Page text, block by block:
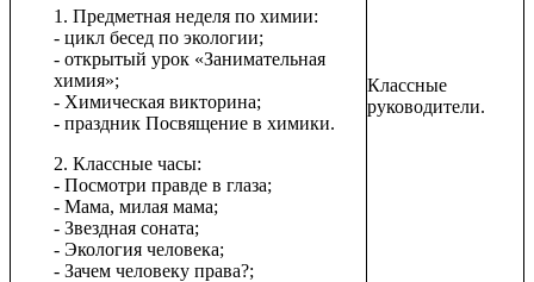
1. Предметная неделя по химии:
- цикл бесед по экологии;
- открытый урок «Занимательная
химия»;
- Химическая викторина;
- праздник Посвящение в химики.
2. Классные часы:
- Посмотри правде в глаза;
- Мама, милая мама;
- Звездная соната;
- Экология человека;
- Зачем человеку права?;
Классные
руководители.